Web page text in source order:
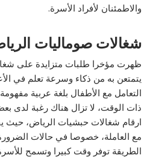
والاطمئنان لأفراد الأسرة.
شغالات صوماليات
ظهرت مؤخرا طلبات متزايدة على
يتمتعن به من ذكاء وسرعة تعلم في
التعامل مع الأطفال بلغة عربية
ذات الوقت، لا تزال هناك رغبة لدى
ارقام شغالات حبشيات الرياض، حيث
مع العاملة، خصوصا في حالات
الطريقة توفر وقت كبيرا وتسمح